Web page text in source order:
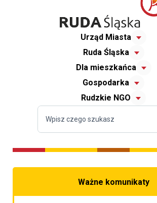
Urząd Miasta
Ruda Śląska
Dla mieszkańca
Gospodarka
Rudzkie NGO
Ważne komunikaty